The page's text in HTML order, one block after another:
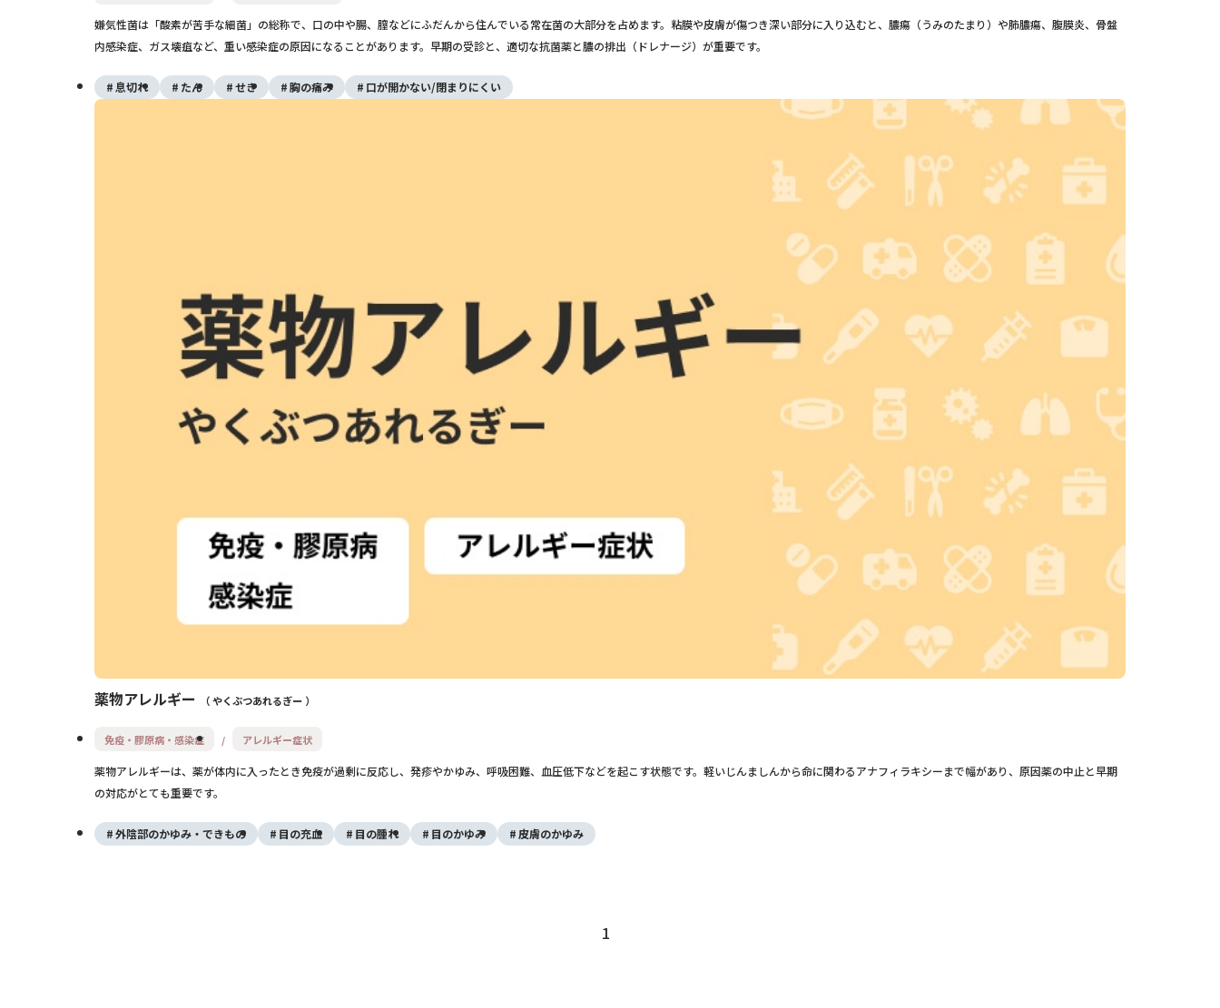
嫌気性菌は「酸素が苦手な細菌」の総称で、口の中や腸、膣などにふだんから住んでいる常在菌の大部分を占めます。粘膜や皮膚が傷つき深い部分に入り込むと、膿瘍（うみのたまり）や肺膿瘍、腹膜炎、骨盤
内感染症、ガス壊疽など、重い感染症の原因になることがあります。早期の受診と、適切な抗菌薬と膿の排出（ドレナージ）が重要です。
息切れ たん せき 胸の痛み 口が開かない/閉まりにくい
薬物アレルギー やくぶつあれるぎー
免疫・膠原病・感染症 アレルギー症状
薬物アレルギーは、薬が体内に入ったとき免疫が過剰に反応し、発疹やかゆみ、呼吸困難、血圧低下などを起こす状態です。軽いじんましんから命に関わるアナフィラキシーまで幅があり、原因薬の中止と早期
の対応がとても重要です。
外陰部のかゆみ・できもの 目の充血 目の腫れ 目のかゆみ 皮膚のかゆみ
1